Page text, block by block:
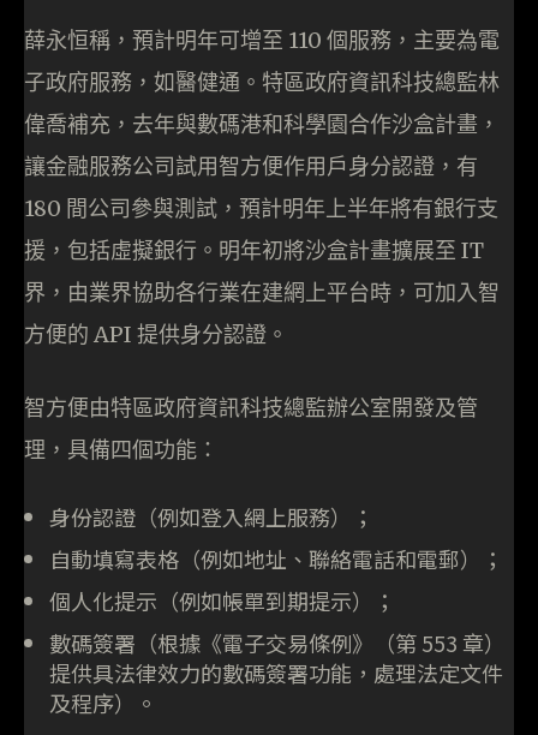
薛永恒稱，預計明年可增至 110 個服務，主要為電
子政府服務，如醫健通。特區政府資訊科技總監林
偉喬補充，去年與數碼港和科學園合作沙盒計畫，
讓金融服務公司試用智方便作用戶身分認證，有
180 間公司參與測試，預計明年上半年將有銀行支
援，包括虛擬銀行。明年初將沙盒計畫擴展至 IT
界，由業界協助各行業在建網上平台時，可加入智
方便的 API 提供身分認證。
智方便由特區政府資訊科技總監辦公室開發及管
理，具備四個功能：
身份認證（例如登入網上服務）；
自動填寫表格（例如地址、聯絡電話和電郵）；
個人化提示（例如帳單到期提示）；
數碼簽署（根據《電子交易條例》（第 553 章）
提供具法律效力的數碼簽署功能，處理法定文件
及程序）。